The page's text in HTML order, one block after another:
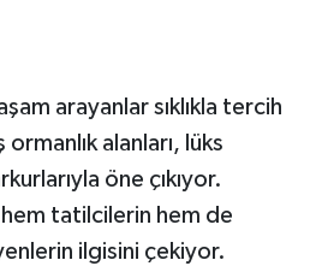
arayanlar sıklıkla tercih
alanları, lüks
öne çıkıyor.
hem tatilcilerin hem de
ilgisini çekiyor.